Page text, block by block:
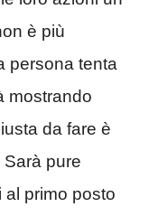
è più
persona tenta
mostrando
da fare è
pure
al primo posto